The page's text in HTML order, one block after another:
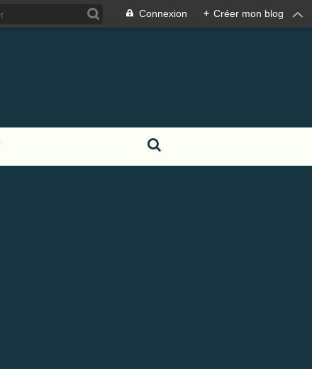
Connexion + Créer mon blog